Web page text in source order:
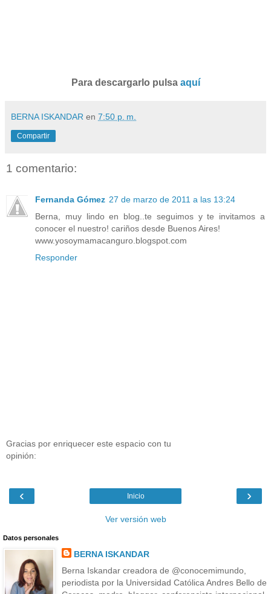
Para descargarlo pulsa aquí
BERNA ISKANDAR en 7:50 p. m.
Compartir
1 comentario:
Fernanda Gómez 27 de marzo de 2011 a las 13:24
Berna, muy lindo en blog..te seguimos y te invitamos a
conocer el nuestro! cariños desde Buenos Aires!
www.yosoymamacanguro.blogspot.com
Responder
Gracias por enriquecer este espacio con tu
opinión:
‹ ›
Inicio
Ver versión web
Datos personales
BERNA ISKANDAR
Berna Iskandar creadora de @conocemimundo,
periodista por la Universidad Católica Andres Bello de